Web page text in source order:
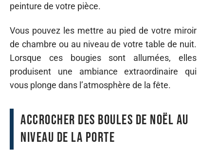
peinture de votre pièce.
Vous pouvez les mettre au pied de votre miroir
de chambre ou au niveau de votre table de nuit.
Lorsque ces bougies sont allumées, elles
produisent une ambiance extraordinaire qui
vous plonge dans l’atmosphère de la fête.
Accrocher des boules de Noël au
niveau de la porte